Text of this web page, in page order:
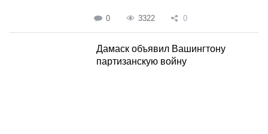
0 3322 0
Дамаск объявил Вашингтону
партизанскую войну